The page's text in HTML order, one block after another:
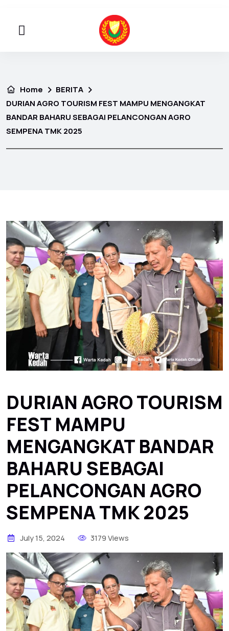
Home
BERITA
DURIAN AGRO TOURISM FEST MAMPU MENGANGKAT
BANDAR BAHARU SEBAGAI PELANCONGAN AGRO
SEMPENA TMK 2025
DURIAN AGRO TOURISM
FEST MAMPU
MENGANGKAT BANDAR
BAHARU SEBAGAI
PELANCONGAN AGRO
SEMPENA TMK 2025
July 15, 2024 3179 Views